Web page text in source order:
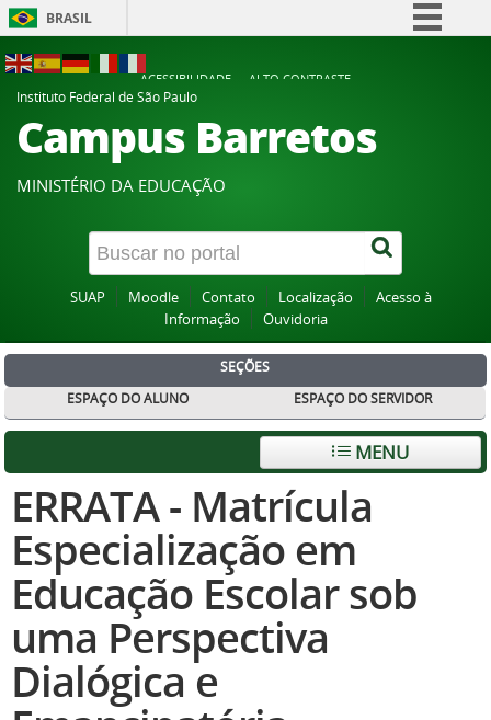
BRASIL
Participe
Acesso à informação
Canais
ACESSIBILIDADE
ALTO CONTRASTE
Instituto Federal de São Paulo
Campus Barretos
MINISTÉRIO DA EDUCAÇÃO
SUAP Moodle Contato Localização
Acesso à
Informação
Ouvidoria
SEÇÕES
ESPAÇO DO ALUNO
ESPAÇO DO SERVIDOR
MENU
ERRATA - Matrícula
Especialização em
Educação Escolar sob
uma Perspectiva
Dialógica e